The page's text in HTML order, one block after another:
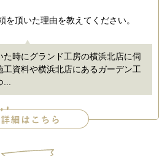
を頂いた理由を教えてください。
た時にグランド工房の横浜北店に伺
工資料や横浜北店にあるガーデン工
...